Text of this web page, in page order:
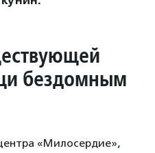
бездомным
«Милосердие»,